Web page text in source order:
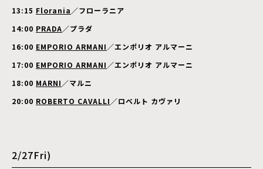
13:15 Florania ／フローラニア
14:00 PRADA／プラダ
16:00 EMPORIO ARMANI ／エンポリオ アルマーニ
17:00 EMPORIO ARMANI ／エンポリオ アルマーニ
18:00 MARNI ／マルニ
20:00 ROBERTO CAVALLI ／ロベルト カヴァリ
2/27Fri)